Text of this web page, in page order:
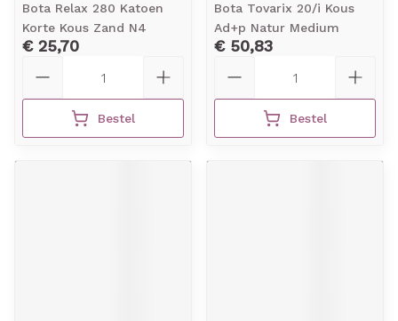
Bota Relax 280 Katoen
Korte Kous Zand N4
€ 25,70
Bestel
Bota Tovarix 20/i Kous
Ad+p Natur Medium
€ 50,83
Bestel